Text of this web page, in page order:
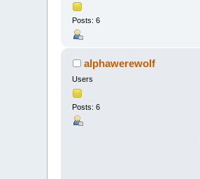
Posts: 6
alphawerewolf
Users
Posts: 6